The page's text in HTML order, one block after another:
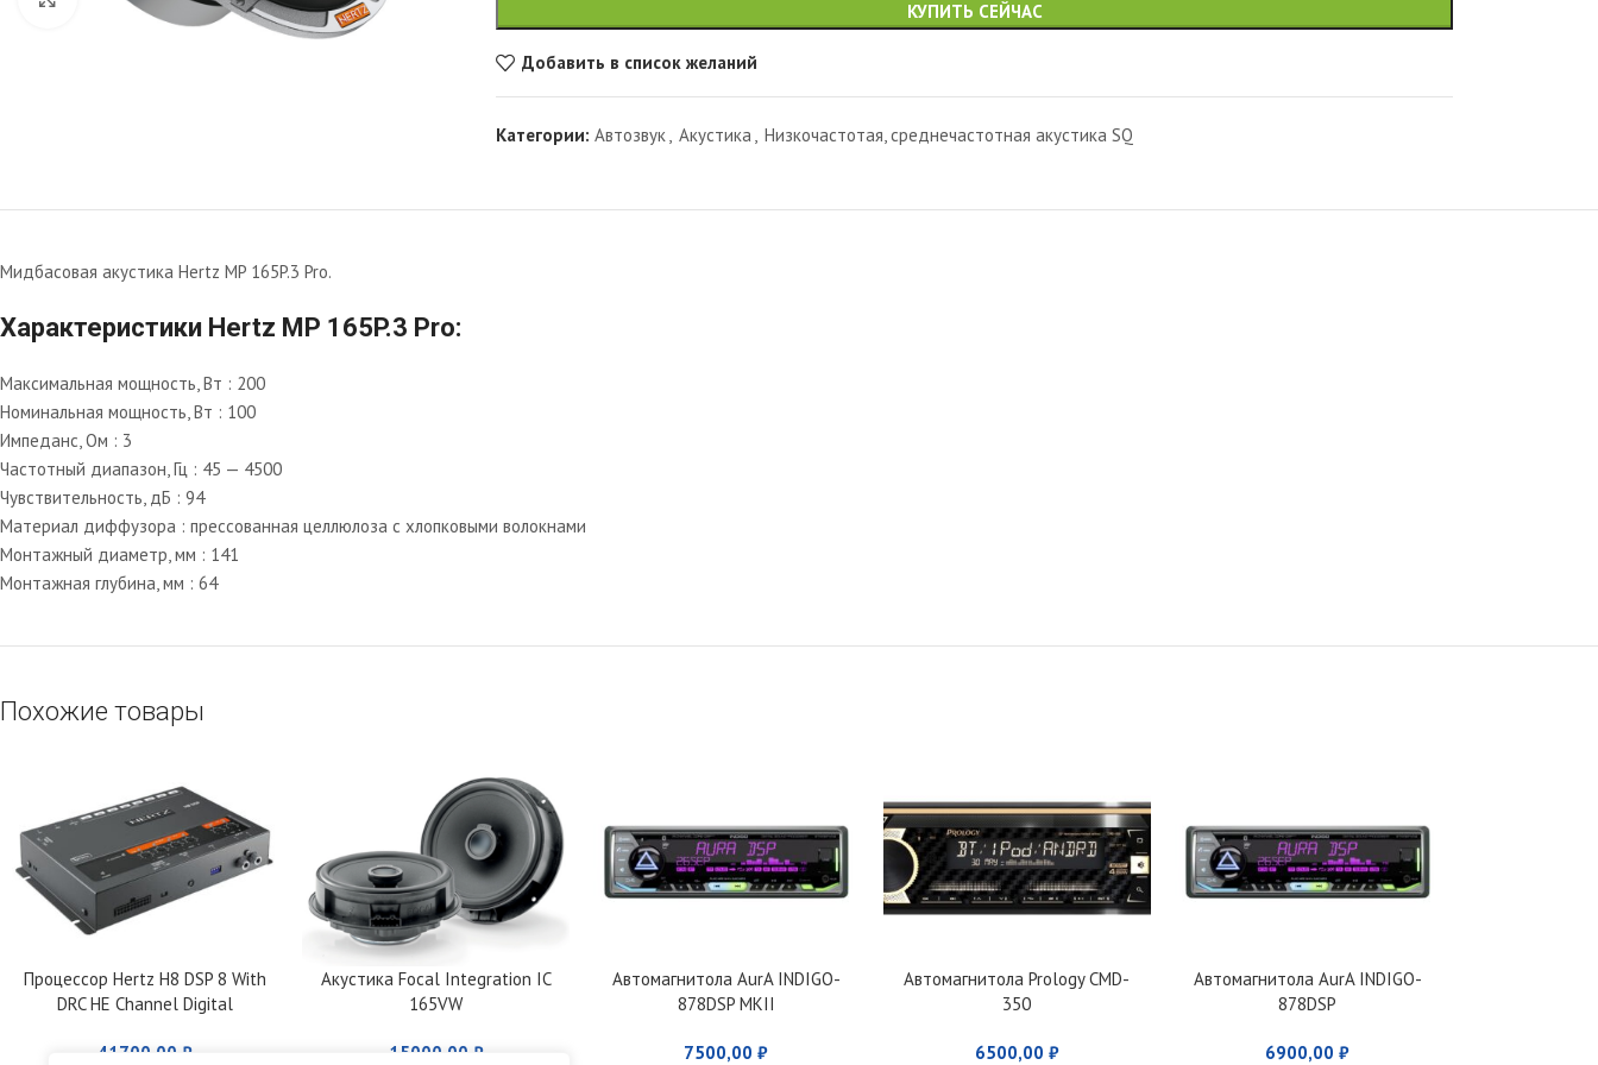
КУПИТЬ СЕЙЧАС
Добавить в список желаний
Категории: Автозвук Акустика Низкочастотая, среднечастотная акустика SQ
Мидбасовая акустика Hertz MP 165P.3 Pro.
Характеристики Hertz MP 165P.3 Pro:
Максимальная мощность, Вт : 200
Номинальная мощность, Вт : 100
Импеданс, Ом : 3
Частотный диапазон, Гц : 45 — 4500
Чувствительность, дБ : 94
Материал диффузора : прессованная целлюлоза с хлопковыми волокнами
Монтажный диаметр, мм : 141
Монтажная глубина, мм : 64
Похожие товары
Процессор Hertz H8 DSP 8 With
DRC HE Channel Digital
41700,00 ₽
Акустика Focal Integration IC
165VW
15000,00 ₽
Автомагнитола AurA INDIGO-
878DSP MKII
7500,00₽
Автомагнитола Prology CMD-
350
6500,00 ₽
Автомагнитола AurA INDIGO-
878DSP
6900,00₽